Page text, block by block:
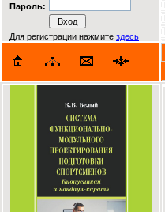
Пароль:
Для регистрации нажмите здесь